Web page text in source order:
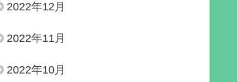
2022年12月
2022年11月
2022年10月